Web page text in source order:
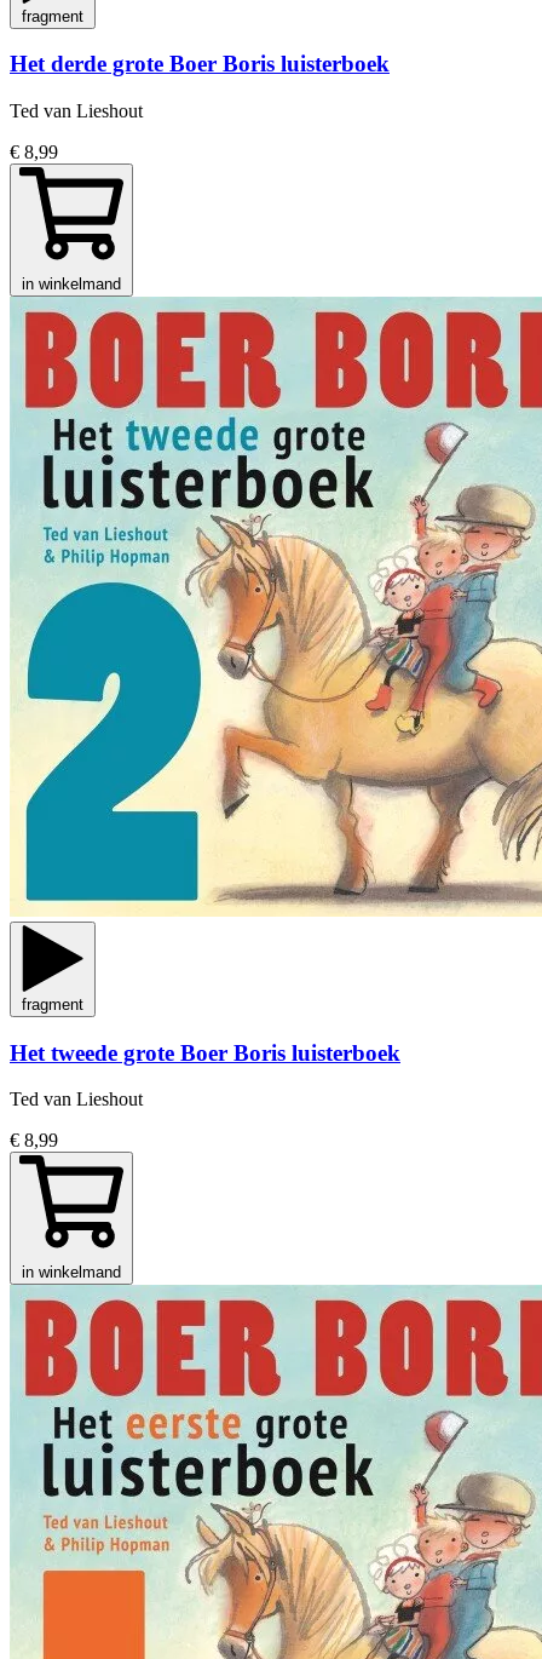
fragment
Het derde grote Boer Boris luisterboek
Ted van Lieshout
€ 8,99
in winkelmand
fragment
Het tweede grote Boer Boris luisterboek
Ted van Lieshout
€ 8,99
in winkelmand